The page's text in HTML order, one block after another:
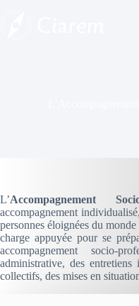
L’Accompagnement
accompagnement
personnes éloignées du
charge appuyée pour se
accompagnement socio-
administrative, des
collectifs, des mises en